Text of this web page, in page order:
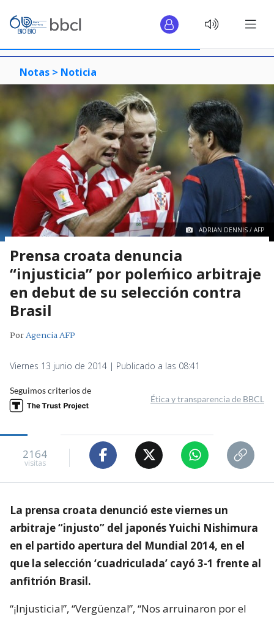
Notas > Noticia
ADRIAN DENNIS / AFP
Prensa croata denuncia
“injusticia” por poleḿico arbitraje
en debut de su selección contra
Brasil
PorAgencia AFP
Viernes 13 junio de 2014 | Publicado a las 08:41
Seguimos criterios de
Ética y transparencia de BBCL
2164
visitas
La prensa croata denunció este viernes un
arbitraje “injusto” del japonés Yuichi Nishimura
en el partido apertura del Mundial 2014, en el
que la selección ‘cuadriculada’ cayó 3-1 frente al
anfitrión Brasil.
“¡Injusticia!”, “Vergüenza!”, “Nos arruinaron por el